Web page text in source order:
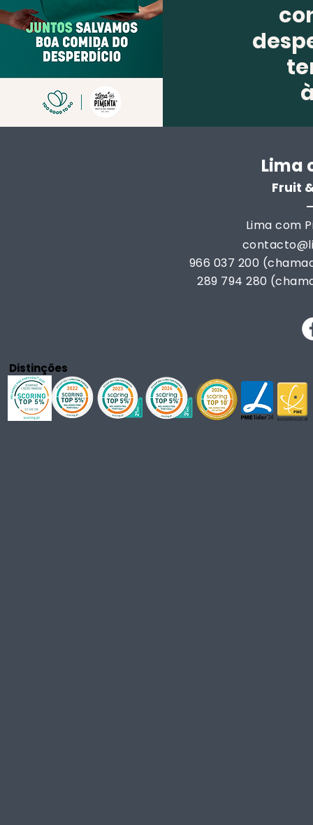
Lima
Fruit
Lima com
966 037 200
289 794 280
Distinções